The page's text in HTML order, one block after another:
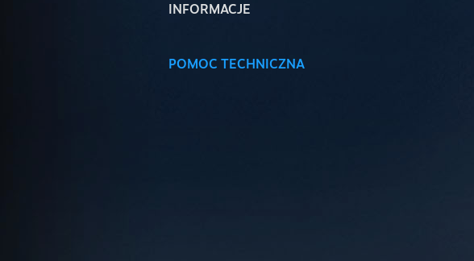
INFORMACJE
POMOC TECHNICZNA